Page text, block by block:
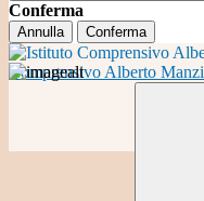
Conferma
Annulla Conferma
Comprensivo Alberto Manzi